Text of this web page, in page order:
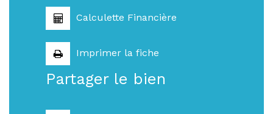
Calculette Financière
Imprimer la fiche
Partager le bien